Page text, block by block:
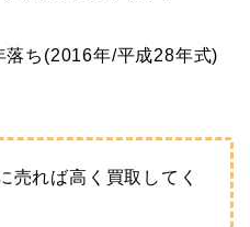
落ち(2016年/平成28年式)
売れば高く買取してく